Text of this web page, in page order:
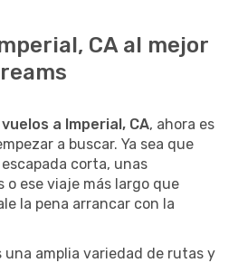
CA al mejor
vuelos a Imperial, CA, ahora es
a buscar. Ya sea que
corta, unas
ese viaje más largo que
la pena arrancar con la
una amplia variedad de rutas y